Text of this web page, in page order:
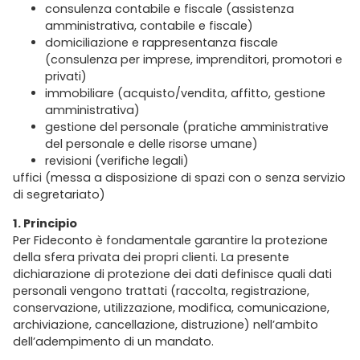
consulenza contabile e fiscale (assistenza
amministrativa, contabile e fiscale)
domiciliazione e rappresentanza fiscale
(consulenza per imprese, imprenditori, promotori e
privati)
immobiliare (acquisto/vendita, affitto, gestione
amministrativa)
gestione del personale (pratiche amministrative
del personale e delle risorse umane)
revisioni (verifiche legali)
uffici (messa a disposizione di spazi con o senza servizio
di segretariato)
1. Principio
Per Fideconto è fondamentale garantire la protezione
della sfera privata dei propri clienti. La presente
dichiarazione di protezione dei dati definisce quali dati
personali vengono trattati (raccolta, registrazione,
conservazione, utilizzazione, modifica, comunicazione,
archiviazione, cancellazione, distruzione) nell’ambito
dell’adempimento di un mandato.